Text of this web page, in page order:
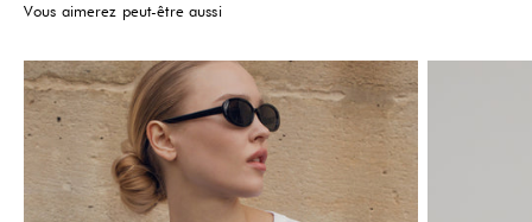
Vous aimerez peut-être aussi